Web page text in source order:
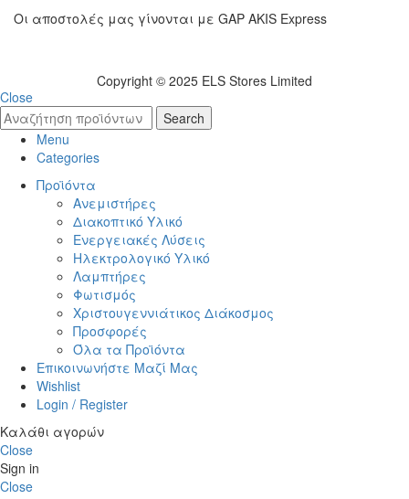
Οι αποστολές μας γίνονται με GAP AKIS Express
Copyright © 2025 ELS Stores Limited
Close
Search
Menu
Categories
Προϊόντα
Ανεμιστήρες
Διακοπτικό Υλικό
Ενεργειακές Λύσεις
Ηλεκτρολογικό Υλικό
Λαμπτήρες
Φωτισμός
Χριστουγεννιάτικος Διάκοσμος
Προσφορές
Όλα τα Προϊόντα
Επικοινωνήστε Μαζί Μας
Wishlist
Login / Register
Καλάθι αγορών
Close
Sign in
Close